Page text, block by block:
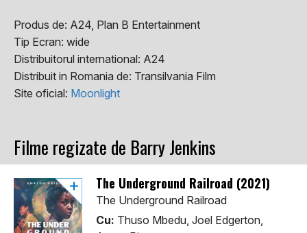
Produs de: A24, Plan B Entertainment
Tip Ecran: wide
Distribuitorul international: A24
Distribuit in Romania de: Transilvania Film
Site oficial: Moonlight
Filme regizate de Barry Jenkins
The Underground Railroad (2021)
The Underground Railroad
Cu: Thuso Mbedu, Joel Edgerton,